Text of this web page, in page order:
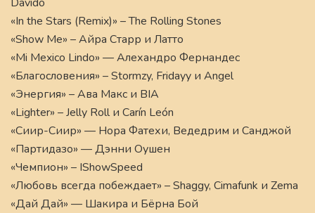
«In the Stars (Remix)» – The Rolling Stones
«Show Me» – Айра Старр и Латто
«Mi Mexico Lindo» — Алехандро Фернандес
«Благословения» – Stormzy, Fridayy и Angel
«Энергия» – Ава Макс и BIA
«Lighter» – Jelly Roll и Carín León
«Сиир-Сиир» — Нора Фатехи, Ведедрим и Санджой
«Партидазо» — Дэнни Оушен
«Чемпион» – IShowSpeed
«Любовь всегда побеждает» – Shaggy, Cimafunk и Zema
«Дай Дай» — Шакира и Бёрна Бой